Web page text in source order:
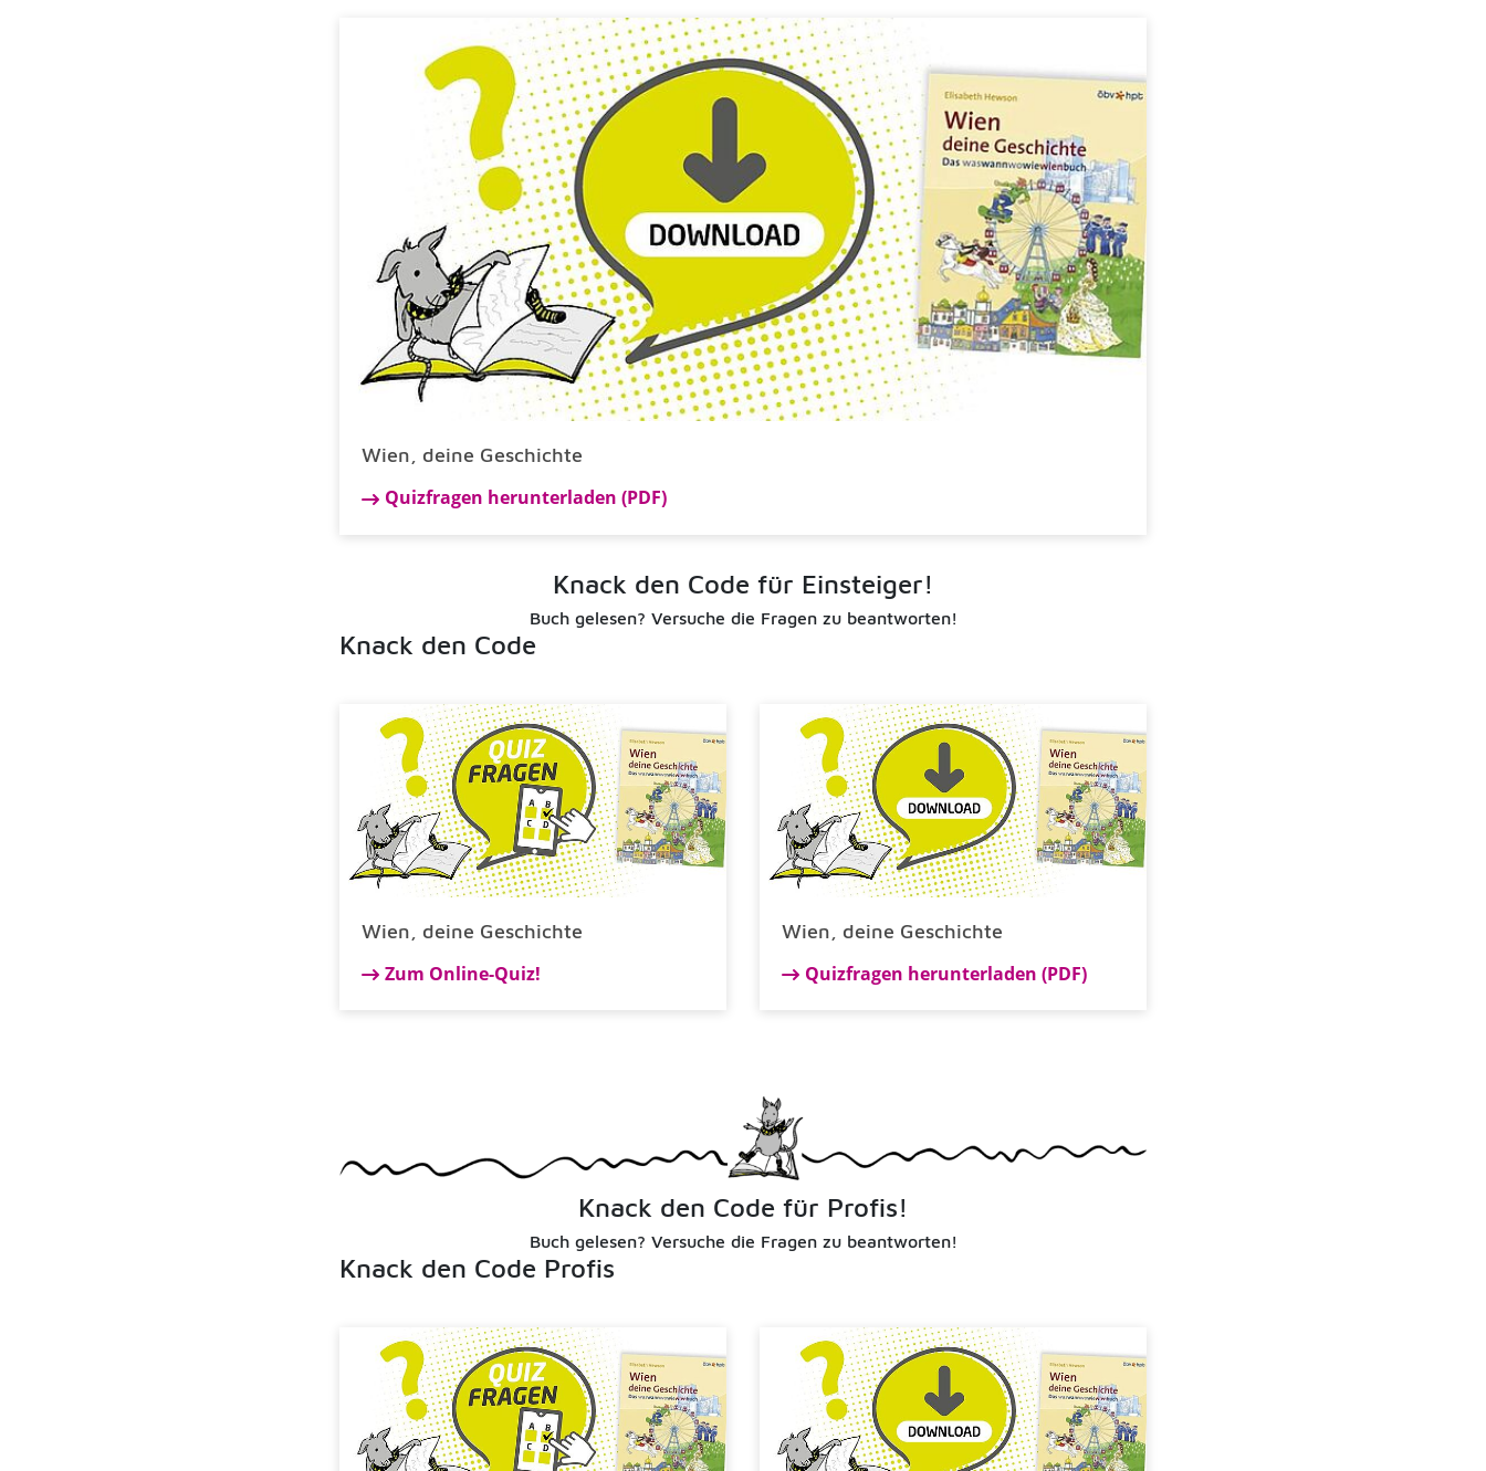
Wien, deine Geschichte
Quizfragen herunterladen (PDF)
Knack den Code für Einsteiger!
Buch gelesen? Versuche die Fragen zu beantworten!
Knack den Code
Wien, deine Geschichte
Zum Online-Quiz!
Wien, deine Geschichte
Quizfragen herunterladen (PDF)
Knack den Code für Profis!
Buch gelesen? Versuche die Fragen zu beantworten!
Knack den Code Profis